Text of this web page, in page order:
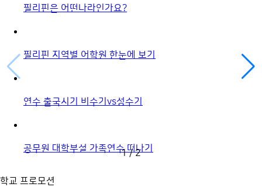
필리핀은 어떤나라인가요?
필리핀 지역별 어학원 한눈에 보기
연수 출국시기 비수기vs성수기
공무원 대학부설 가족연수 떠나기
1/2
학교 프로모션